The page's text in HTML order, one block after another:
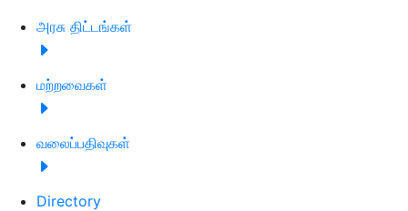
அரசு திட்டங்கள்
மற்றவைகள்
வலைப்பதிவுகள்
Directory